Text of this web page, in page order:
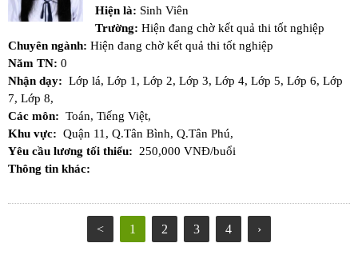
Hiện là: Sinh Viên
Trường: Hiện đang chờ kết quả thi tốt nghiệp
Chuyên ngành: Hiện đang chờ kết quả thi tốt nghiệp
Năm TN: 0
Nhận dạy: Lớp lá, Lớp 1, Lớp 2, Lớp 3, Lớp 4, Lớp 5, Lớp 6, Lớp
7, Lớp 8,
Các môn: Toán, Tiếng Việt,
Khu vực: Quận 11, Q.Tân Bình, Q.Tân Phú,
Yêu cầu lương tối thiểu:
250,000 VNĐ/buổi
Thông tin khác:
< 1 2 3 4 ›